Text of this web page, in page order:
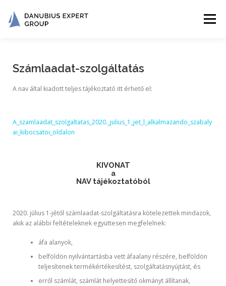
Menü
FOGLALKOZÁS-EGÉSZSÉGÜGY
ELÉRHETŐSÉG
Számlaadat-szolgáltatás
A nav által kiadott teljes tájékoztató itt érhető el:
A_szamlaadat_szolgaltatas_2020._julius_1_jet_l_alkalmazando_szabaly
ai_kibocsatoi_oldalon
KIVONAT
a
NAV tájékoztatóból
2020. július 1-jétől számlaadat-szolgáltatásra kötelezettek mindazok,
akik az alábbi feltételeknek együttesen megfelelnek:
áfa alanyok,
belföldön nyilvántartásba vett áfaalany részére, belföldön
teljesítenek termékértékesítést, szolgáltatásnyújtást, és
erről számlát, számlát helyettesítő okmányt állítanak,